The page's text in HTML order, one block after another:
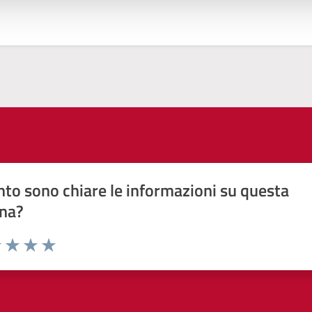
sono chiare le informazioni su questa